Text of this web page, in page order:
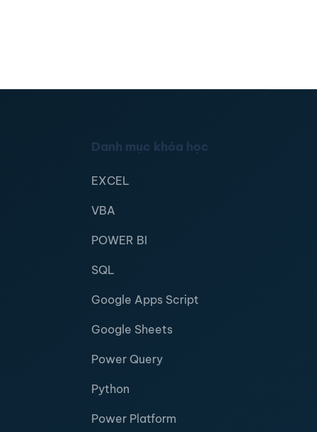
Danh mục khóa học
EXCEL
VBA
POWER BI
SQL
Google Apps Script
Google Sheets
Power Query
Python
Power Platform